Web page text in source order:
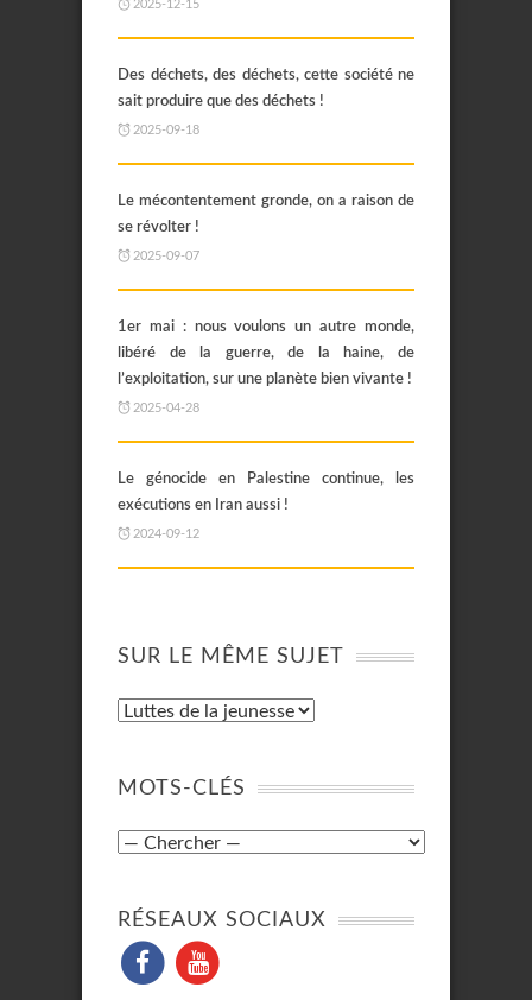
2025-12-15
Des déchets, des déchets, cette société ne
sait produire que des déchets !
2025-09-18
Le mécontentement gronde, on a raison de
se révolter !
2025-09-07
1er mai : nous voulons un autre monde,
libéré de la guerre, de la haine, de
l’exploitation, sur une planète bien vivante !
2025-04-28
Le génocide en Palestine continue, les
exécutions en Iran aussi !
2024-09-12
SUR LE MÊME SUJET
MOTS-CLÉS
RÉSEAUX SOCIAUX